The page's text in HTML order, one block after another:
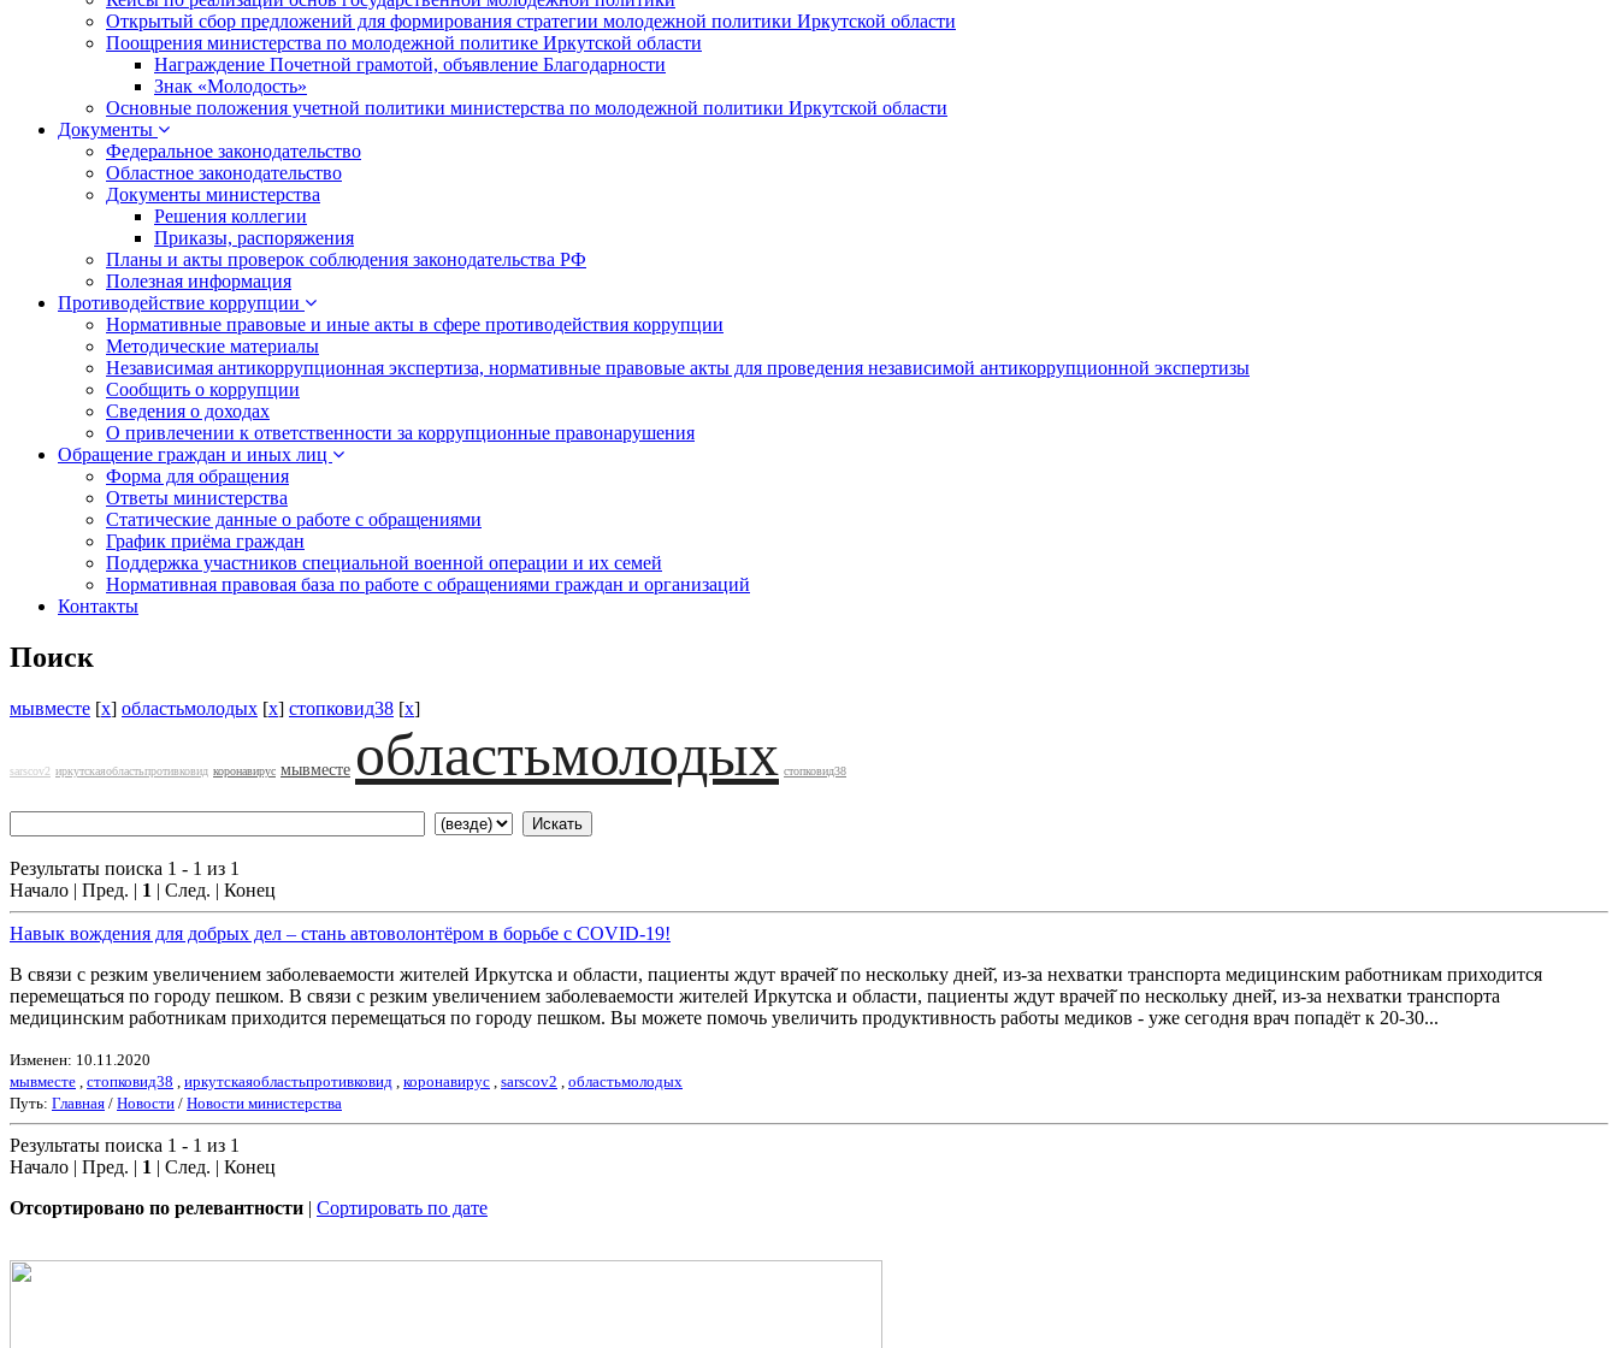
Открытый сбор предложений для формирования стратегии молодежной политики Иркутской области
Поощрения министерства по молодежной политике Иркутской области
Награждение Почетной грамотой, объявление Благодарности
Знак «Молодость»
Основные положения учетной политики министерства по молодежной политики Иркутской области
Документы
Федеральное законодательство
Областное законодательство
Документы министерства
Решения коллегии
Приказы, распоряжения
Планы и акты проверок соблюдения законодательства РФ
Полезная информация
Противодействие коррупции
Нормативные правовые и иные акты в сфере противодействия коррупции
Методические материалы
Независимая антикоррупционная экспертиза, нормативные правовые акты для проведения независимой антикоррупционной экспертизы
Сообщить о коррупции
Сведения о доходах
О привлечении к ответственности за коррупционные правонарушения
Обращение граждан и иных лиц
Форма для обращения
Ответы министерства
Статические данные о работе с обращениями
График приёма граждан
Поддержка участников специальной военной операции и их семей
Нормативная правовая база по работе с обращениями граждан и организаций
Контакты
Поиск
мывместе [x] областьмолодых [x] стопковид38 [x]
sarscov2 иркутскаяобластьпротивковид коронавирус мывместе областьмолодых стопковид38
Результаты поиска 1 - 1 из 1
Начало | Пред. | 1 | След. | Конец
Навык вождения для добрых дел – стань автоволонтёром в борьбе с COVID-19!
В связи с резким увеличением заболеваемости жителей Иркутска и области, пациенты ждут врачей̆ по нескольку дней̆, из-за нехватки транспорта медицинским работникам приходится
перемещаться по городу пешком. В связи с резким увеличением заболеваемости жителей Иркутска и области, пациенты ждут врачей̆ по нескольку дней̆, из-за нехватки транспорта
медицинским работникам приходится перемещаться по городу пешком. Вы можете помочь увеличить продуктивность работы медиков - уже сегодня врач попадёт к 20-30...
Изменен: 10.11.2020
мывместе стопковид38 иркутскаяобластьпротивковид коронавирус sarscov2
областьмолодых
Путь: Главная / Новости / Новости министерства
Результаты поиска 1 - 1 из 1
Начало | Пред. | 1 | След. | Конец
Отсортировано по релевантности | Сортировать по дате